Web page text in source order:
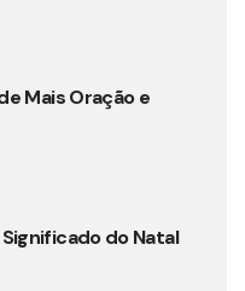
Mais Oração e
do Natal